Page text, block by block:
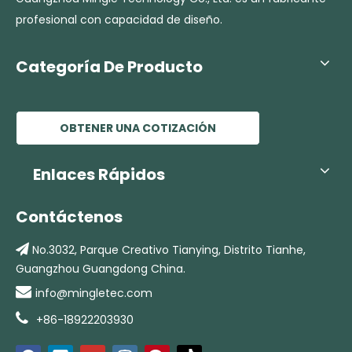
profesional con capacidad de diseño.
Categoría De Producto
OBTENER UNA COTIZACIÓN
Enlaces Rápidos
Contáctenos
 No.3032, Parque Creativo Tianying, Distrito Tianhe,
Guangzhou Guangdong China.
 info@mingletec.com
 +86-18922203930